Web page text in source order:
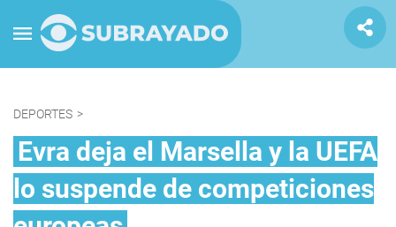
DEPORTES >
Evra deja el Marsella y la UEFA
lo suspende de competiciones